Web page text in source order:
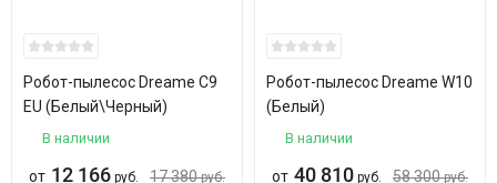
Робот-пылесос Dreame C9
EU (Белый\Черный)
В наличии
от 12 166 руб. 17 380 руб.
Робот-пылесос Dreame W10
(Белый)
В наличии
от 40 810 руб. 58 300 руб.